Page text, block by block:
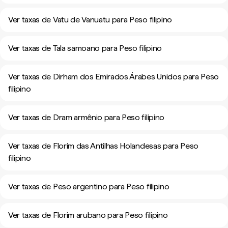
Ver taxas de Vatu de Vanuatu para Peso filipino
Ver taxas de Tala samoano para Peso filipino
Ver taxas de Dirham dos Emirados Árabes Unidos para Peso
filipino
Ver taxas de Dram armênio para Peso filipino
Ver taxas de Florim das Antilhas Holandesas para Peso
filipino
Ver taxas de Peso argentino para Peso filipino
Ver taxas de Florim arubano para Peso filipino